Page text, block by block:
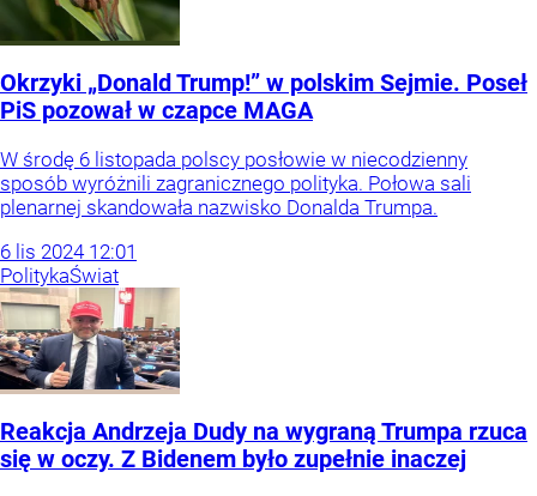
Okrzyki „Donald Trump!” w polskim Sejmie. Poseł
PiS pozował w czapce MAGA
W środę 6 listopada polscy posłowie w niecodzienny
sposób wyróżnili zagranicznego polityka. Połowa sali
plenarnej skandowała nazwisko Donalda Trumpa.
6 lis 2024 12:01
PolitykaŚwiat
Reakcja Andrzeja Dudy na wygraną Trumpa rzuca
się w oczy. Z Bidenem było zupełnie inaczej